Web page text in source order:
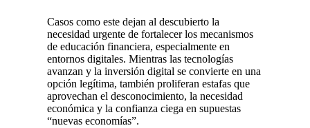
Casos como este dejan al descubierto la
necesidad urgente de fortalecer los mecanismos
de educación financiera, especialmente en
entornos digitales. Mientras las tecnologías
avanzan y la inversión digital se convierte en una
opción legítima, también proliferan estafas que
aprovechan el desconocimiento, la necesidad
económica y la confianza ciega en supuestas
“nuevas economías”.